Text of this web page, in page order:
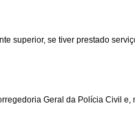
superior, se tiver prestado
Geral da Polícia Civil e,